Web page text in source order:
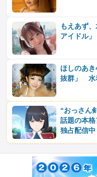
もえあず
アイドル」
ほしのあ
抜群」 水
“おっさん
話題の本
独占配信中